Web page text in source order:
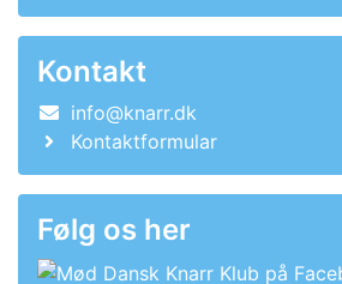
Kontakt
info@knarr.dk
Kontaktformular
Følg os her